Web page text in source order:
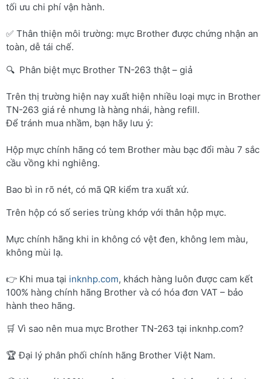
tối ưu chi phí vận hành.
✅ Thân thiện môi trường: mực Brother được chứng nhận an
toàn, dễ tái chế.
🔍 Phân biệt mực Brother TN-263 thật – giả
Trên thị trường hiện nay xuất hiện nhiều loại mực in Brother
TN-263 giá rẻ nhưng là hàng nhái, hàng refill.
Để tránh mua nhầm, bạn hãy lưu ý:
Hộp mực chính hãng có tem Brother màu bạc đổi màu 7 sắc
cầu vồng khi nghiêng.
Bao bì in rõ nét, có mã QR kiểm tra xuất xứ.
Trên hộp có số series trùng khớp với thân hộp mực.
Mực chính hãng khi in không có vệt đen, không lem màu,
không mùi lạ.
👉 Khi mua tại inknhp.com, khách hàng luôn được cam kết
100% hàng chính hãng Brother và có hóa đơn VAT – bảo
hành theo hãng.
🛒 Vì sao nên mua mực Brother TN-263 tại inknhp.com?
🏆 Đại lý phân phối chính hãng Brother Việt Nam.